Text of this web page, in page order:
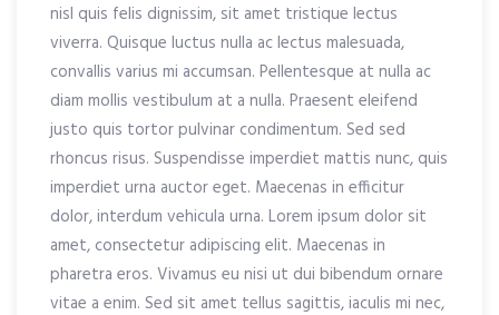
nisl quis felis dignissim, sit amet tristique lectus
viverra. Quisque luctus nulla ac lectus malesuada,
convallis varius mi accumsan. Pellentesque at nulla ac
diam mollis vestibulum at a nulla. Praesent eleifend
justo quis tortor pulvinar condimentum. Sed sed
rhoncus risus. Suspendisse imperdiet mattis nunc, quis
imperdiet urna auctor eget. Maecenas in efficitur
dolor, interdum vehicula urna. Lorem ipsum dolor sit
amet, consectetur adipiscing elit. Maecenas in
pharetra eros. Vivamus eu nisi ut dui bibendum ornare
vitae a enim. Sed sit amet tellus sagittis, iaculis mi nec,